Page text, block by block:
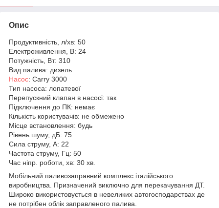
Опис
Продуктивність, л/хв: 50
Електроживлення, В: 24
Потужність, Вт: 310
Вид палива: дизель
Насос: Carry 3000
Тип насоса: лопатевої
Перепускний клапан в насосі: так
Підключення до ПК: немає
Кількість користувачів: не обмежено
Місце встановлення: будь
Рівень шуму, дБ: 75
Сила струму, А: 22
Частота струму, Гц: 50
Час ніпр. роботи, хв: 30 хв.
Мобільний паливозаправний комплекс італійського
виробництва. Призначений виключно для перекачування ДТ.
Широко використовується в невеликих автогосподарствах де
не потрібен облік заправленого палива.